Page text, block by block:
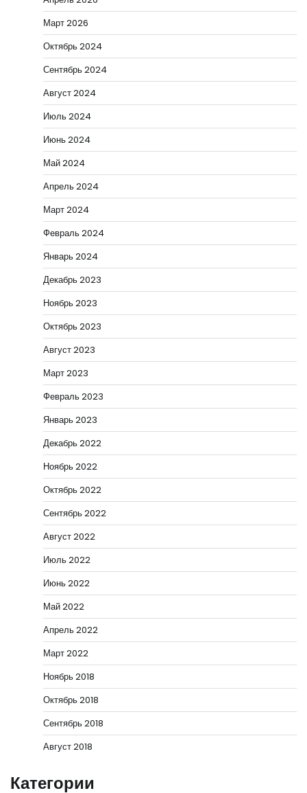
Март 2026
Октябрь 2024
Сентябрь 2024
Август 2024
Июль 2024
Июнь 2024
Май 2024
Апрель 2024
Март 2024
Февраль 2024
Январь 2024
Декабрь 2023
Ноябрь 2023
Октябрь 2023
Август 2023
Март 2023
Февраль 2023
Январь 2023
Декабрь 2022
Ноябрь 2022
Октябрь 2022
Сентябрь 2022
Август 2022
Июль 2022
Июнь 2022
Май 2022
Апрель 2022
Март 2022
Ноябрь 2018
Октябрь 2018
Сентябрь 2018
Август 2018
Категории